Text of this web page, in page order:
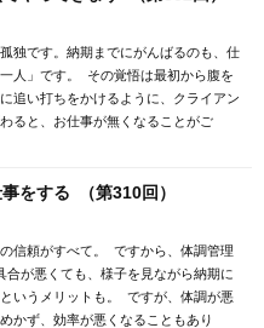
独です。納期までにがんばるのも、仕
人」です。 その覚悟は最初から腹を
追い打ちをかけるように、クライアン
ると、お仕事が無くなることがご
をする （第310回）
信頼がすべて。 ですから、体調管理
が悪くても、様子を見ながら納期に
いうメリットも。 ですが、体調が悪
かず、効率が悪くなることもあり